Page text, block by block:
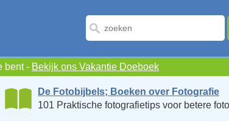
bent - Bekijk ons Vakantie Doeboek
De Fotobijbels; Boeken over Fotografie
101 Praktische fotografietips voor betere